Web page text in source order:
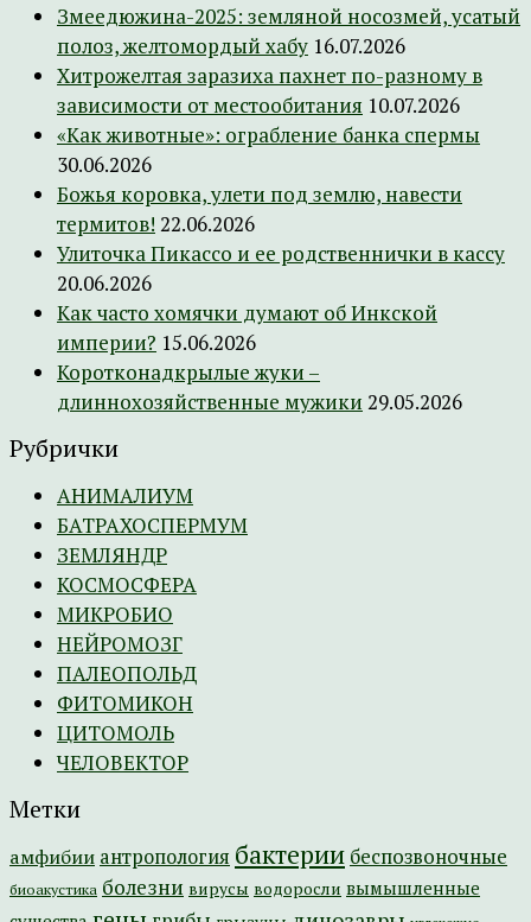
Змеедюжина-2025: земляной носозмей, усатый
полоз, желтомордый хабу 16.07.2026
Хитрожелтая заразиха пахнет по-разному в
зависимости от местообитания 10.07.2026
«Как животные»: ограбление банка спермы
30.06.2026
Божья коровка, улети под землю, навести
термитов! 22.06.2026
Улиточка Пикассо и ее родственнички в кассу
20.06.2026
Как часто хомячки думают об Инкской
империи? 15.06.2026
Коротконадкрылые жуки –
длиннохозяйственные мужики 29.05.2026
Рубрички
АНИМАЛИУМ
БАТРАХОСПЕРМУМ
ЗЕМЛЯНДР
КОСМОСФЕРА
МИКРОБИО
НЕЙРОМОЗГ
ПАЛЕОПОЛЬД
ФИТОМИКОН
ЦИТОМОЛЬ
ЧЕЛОВЕКТОР
Метки
амфибии антропология бактерии беспозвоночные
биоакустика болезни вирусы водоросли вымышленные